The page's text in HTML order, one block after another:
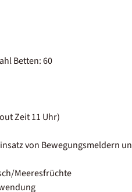
Betten: 60
Zeit 11 Uhr)
von Bewegungsmeldern
Meeresfrüchte